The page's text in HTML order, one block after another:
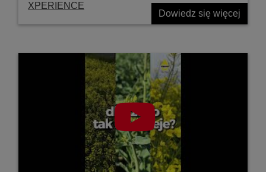
XPERIENCE
Dowiedz się więcej